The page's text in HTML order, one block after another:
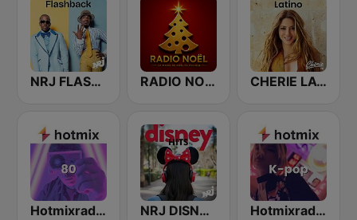
NRJ FLASHBACK RADIO NOEL CHERIE LATINO
Hotmixradio 80's NRJ DISNEY HITS Hotmixradio K-pop